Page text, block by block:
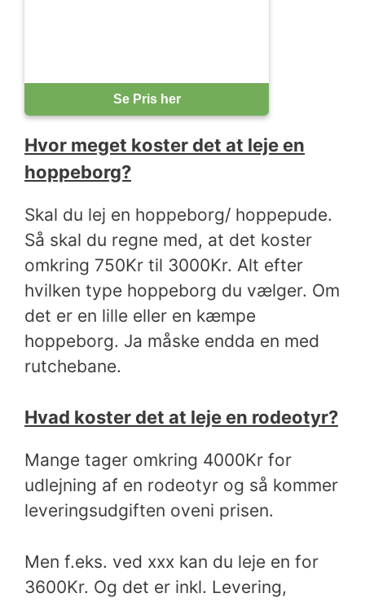
Se Pris her
Hvor meget koster det at leje en
hoppeborg?
Skal du lej en hoppeborg/ hoppepude.
Så skal du regne med, at det koster
omkring 750Kr til 3000Kr. Alt efter
hvilken type hoppeborg du vælger. Om
det er en lille eller en kæmpe
hoppeborg. Ja måske endda en med
rutchebane.
Hvad koster det at leje en rodeotyr?
Mange tager omkring 4000Kr for
udlejning af en rodeotyr og så kommer
leveringsudgiften oveni prisen.
Men f.eks. ved xxx kan du leje en for
3600Kr. Og det er inkl. Levering,